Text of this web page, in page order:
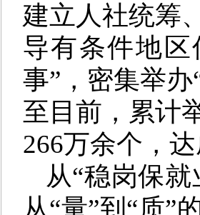
建立人社统筹
导有条件地
事”，密集举办
至目前，累计
266万余个，
从“稳岗保
从“量”到“质”